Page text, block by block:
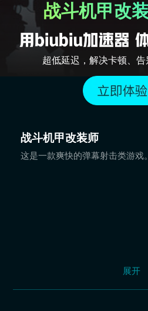
战斗机甲改
超低延迟，解决卡顿、
战斗机甲改装师
这是一款爽快的弹幕射击类游戏。
展开